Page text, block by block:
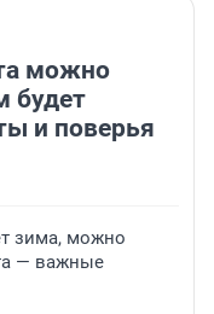
можно
будет
и поверья
зима, можно
— важные